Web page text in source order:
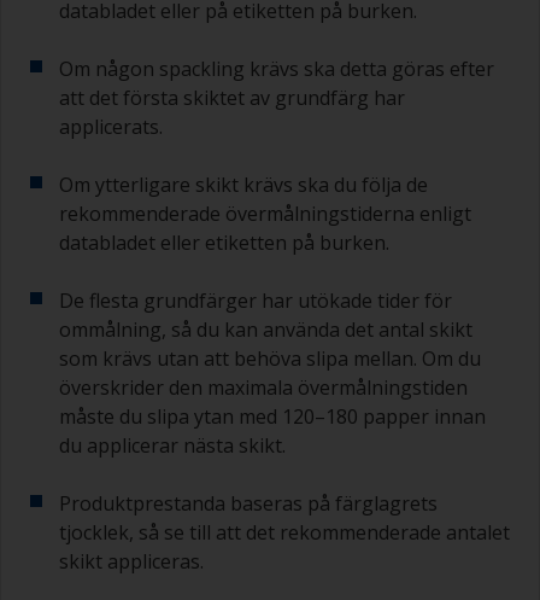
databladet eller på etiketten på burken.
Om någon spackling krävs ska detta göras efter
att det första skiktet av grundfärg har
applicerats.
Om ytterligare skikt krävs ska du följa de
rekommenderade övermålningstiderna enligt
databladet eller etiketten på burken.
De flesta grundfärger har utökade tider för
ommålning, så du kan använda det antal skikt
som krävs utan att behöva slipa mellan. Om du
överskrider den maximala övermålningstiden
måste du slipa ytan med 120–180 papper innan
du applicerar nästa skikt.
Produktprestanda baseras på färglagrets
tjocklek, så se till att det rekommenderade antalet
skikt appliceras.